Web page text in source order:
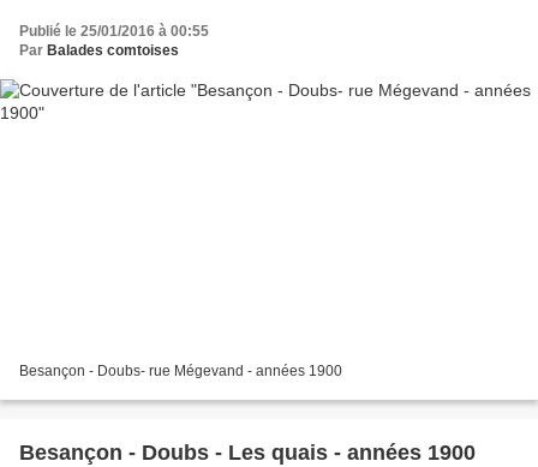
Publié le 25/01/2016 à 00:55
Par Balades comtoises
Besançon - Doubs- rue Mégevand - années 1900
Besançon - Doubs - Les quais - années 1900